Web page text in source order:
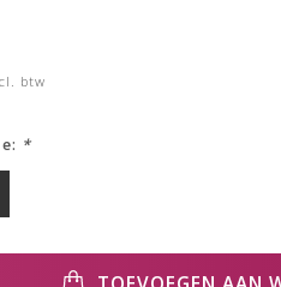
btw
*